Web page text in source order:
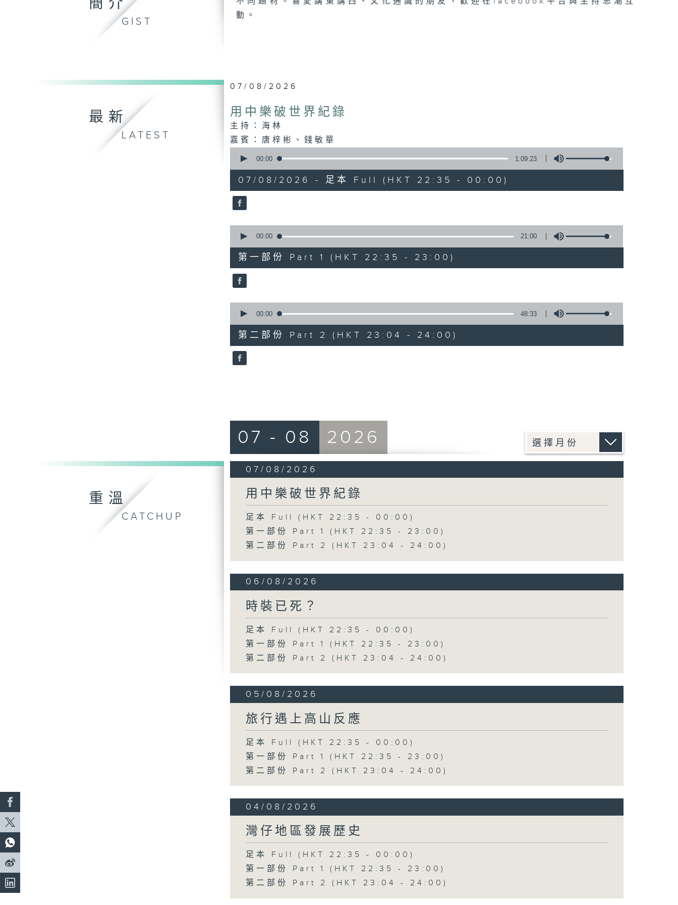
簡介
GIST
動。
最新
LATEST
07/08/2026
用中樂破世界紀錄
主持：海林
嘉賓：唐梓彬、錢敏華
seconds
hour,
9
minutes,
23
90%
00:00 1:09:23
07/08/2026 - 足本 Full (HKT 22:35 - 00:00)
seconds
21
minutes,
0
seconds
90%
00:00 21:00
第一部份 Part 1 (HKT 22:35 - 23:00)
seconds
48
minutes,
33
seconds
90%
00:00 48:33
第二部份 Part 2 (HKT 23:04 - 24:00)
重溫
CATCHUP
07 - 08 2026
07/08/2026
用中樂破世界紀錄
足本 Full (HKT 22:35 - 00:00)
第一部份 Part 1 (HKT 22:35 - 23:00)
第二部份 Part 2 (HKT 23:04 - 24:00)
06/08/2026
時裝已死？
足本 Full (HKT 22:35 - 00:00)
第一部份 Part 1 (HKT 22:35 - 23:00)
第二部份 Part 2 (HKT 23:04 - 24:00)
05/08/2026
旅行遇上高山反應
足本 Full (HKT 22:35 - 00:00)
第一部份 Part 1 (HKT 22:35 - 23:00)
第二部份 Part 2 (HKT 23:04 - 24:00)
04/08/2026
灣仔地區發展歷史
足本 Full (HKT 22:35 - 00:00)
第一部份 Part 1 (HKT 22:35 - 23:00)
第二部份 Part 2 (HKT 23:04 - 24:00)